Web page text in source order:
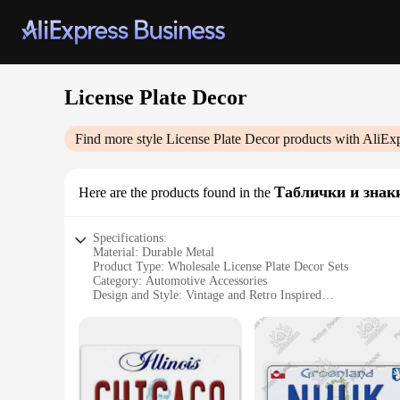
License Plate Decor
Find more style License Plate Decorproducts with
Here are the products found in the Таблички и
Specifications:
Material: Durable Metal
Product Type: Wholesale License Plate Decor Sets
Category: Automotive Accessories
Design and Style: Vintage and Retro Inspired
Quantity: Available in Multiple Sets
Features:
**Versatile Decorative Options**
Elevate your vehicle's aesthetics with our extensive
simply looking to add a personal touch to your vehicle,